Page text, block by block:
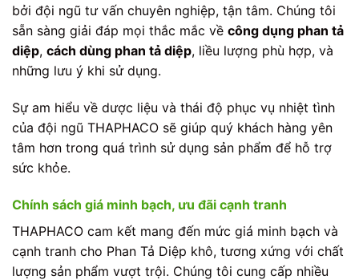
bởi đội ngũ tư vấn chuyên nghiệp, tận tâm. Chúng tôi
sẵn sàng giải đáp mọi thắc mắc về công dụng phan tả
diệp, cách dùng phan tả diệp, liều lượng phù hợp, và
những lưu ý khi sử dụng.
Sự am hiểu về dược liệu và thái độ phục vụ nhiệt tình
của đội ngũ THAPHACO sẽ giúp quý khách hàng yên
tâm hơn trong quá trình sử dụng sản phẩm để hỗ trợ
sức khỏe.
Chính sách giá minh bạch, ưu đãi cạnh tranh
THAPHACO cam kết mang đến mức giá minh bạch và
cạnh tranh cho Phan Tả Diệp khô, tương xứng với chất
lượng sản phẩm vượt trội. Chúng tôi cung cấp nhiều